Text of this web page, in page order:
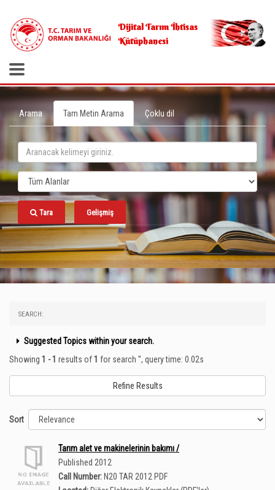
Dijital Tarım İhtisas
Kütüphanesi
Arama Tam Metin Arama Çoklu dil
Tara Gelişmiş
SEARCH:
Suggested Topics within your search.
Showing 1 - 1 results of1 for search '', query time: 0.02s
Refine Results
Sort
Tarım alet ve makinelerinin bakımı /
Published 2012
Call Number: N20 TAR 2012 PDF